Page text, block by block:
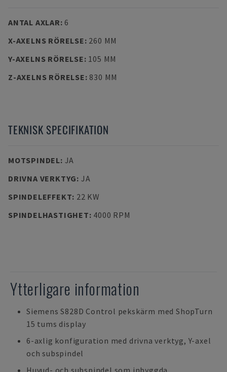
ANTAL AXLAR: 6
X-AXELNS RÖRELSE: 260 MM
Y-AXELNS RÖRELSE: 105 MM
Z-AXELNS RÖRELSE: 830 MM
TEKNISK SPECIFIKATION
MOTSPINDEL: JA
DRIVNA VERKTYG: JA
SPINDELEFFEKT: 22 KW
SPINDELHASTIGHET: 4000 RPM
Ytterligare information
Siemens S828D Control pekskärm med ShopTurn
15 tums display
6-axlig konfiguration med drivna verktyg, Y-axel
och subspindel
Huvud- och subspindel som inbyggda